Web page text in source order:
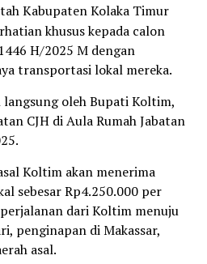
Kabupaten Kolaka Timur
khusus kepada calon
H/2025 M dengan
transportasi lokal mereka.
oleh Bupati Koltim,
CJH di Aula Rumah Jabatan
Koltim akan menerima
sebesar Rp4.250.000 per
dari Koltim menuju
penginapan di Makassar,
asal.